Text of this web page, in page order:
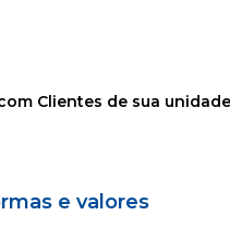
Clientes de sua
e valores